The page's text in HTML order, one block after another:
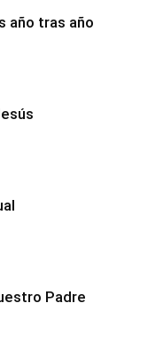
año tras año
Padre